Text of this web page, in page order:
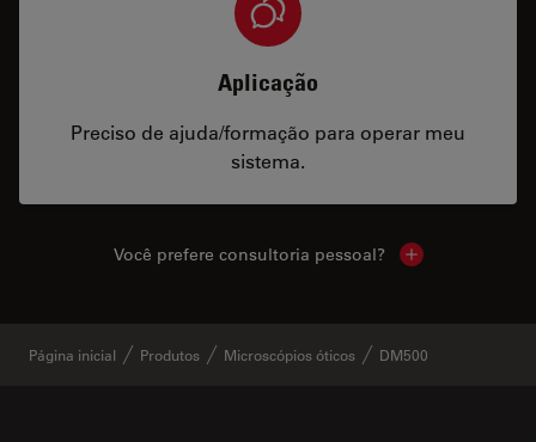
Aplicação
Preciso de ajuda/formação para operar meu
sistema.
Você prefere consultoria pessoal? Show local
Página inicial Produtos Microscópios óticos DM500